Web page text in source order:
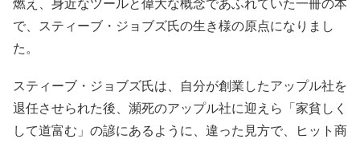
燃え、身近なツールと偉大な概念であふれていた一冊の本
で、スティーブ・ジョブズ氏の生き様の原点になりまし
た。
スティーブ・ジョブズ氏は、自分が創業したアップル社を
退任させられた後、瀕死のアップル社に迎えら「家貧しく
して道富む」の諺にあるように、違った見方で、ヒット商